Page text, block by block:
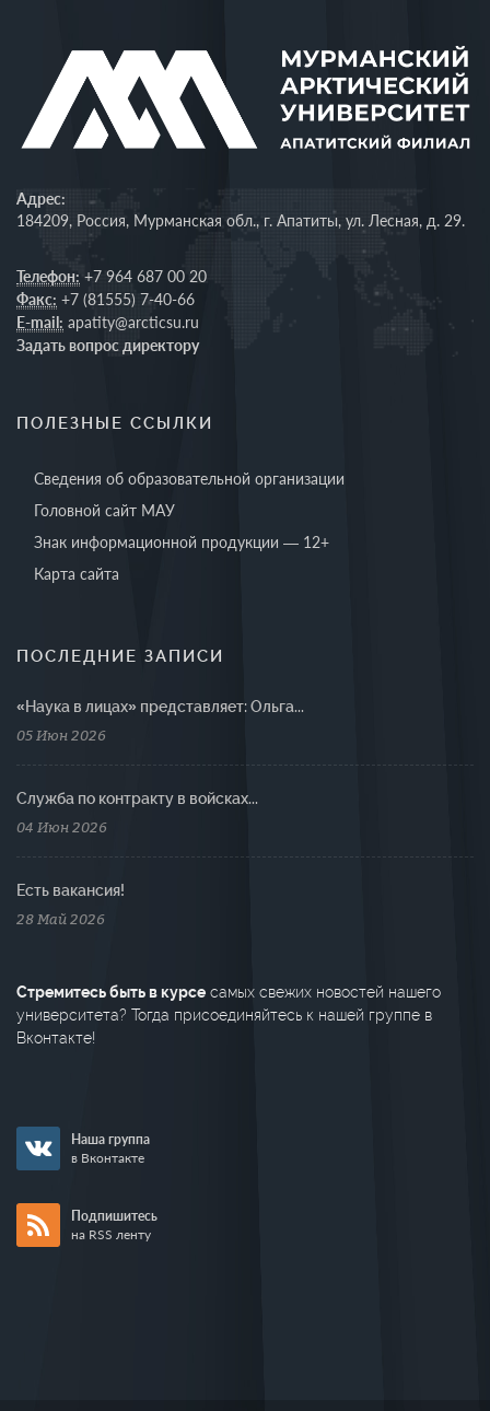
Адрес:
184209, Россия, Мурманская обл., г. Апатиты, ул. Лесная, д. 29.
Телефон: +7 964 687 00 20
Факс: +7 (81555) 7-40-66
E-mail: apatity@arcticsu.ru
Задать вопрос директору
ПОЛЕЗНЫЕ ССЫЛКИ
Сведения об образовательной организации
Головной сайт МАУ
Знак информационной продукции — 12+
Карта сайта
ПОСЛЕДНИЕ ЗАПИСИ
«Наука в лицах» представляет: Ольга...
05 Июн 2026
Cлужба по контракту в войсках...
04 Июн 2026
Есть вакансия!
28 Май 2026
Стремитесь быть в курсе самых свежих новостей нашего
университета? Тогда присоединяйтесь к нашей группе в
Вконтакте!
Наша группа
в Вконтакте
Подпишитесь
на RSS ленту